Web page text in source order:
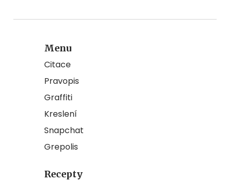
Menu
Citace
Pravopis
Graffiti
Kreslení
Snapchat
Grepolis
Recepty